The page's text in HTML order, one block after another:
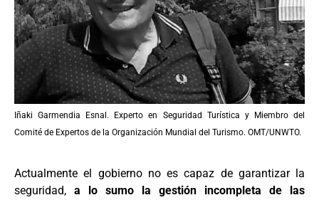
Iñaki Garmendia Esnal. Experto en Seguridad Turística y Miembro del
Comité de Expertos de la Organización Mundial del Turismo. OMT/UNWTO.
Actualmente el gobierno no es capaz de garantizar la
seguridad, a lo sumo la gestión incompleta de las